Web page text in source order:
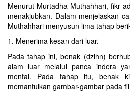
Menurut Murtadha Muthahhari, fikr
menakjubkan. Dalam menjelaskan
Muthahhari menyusun lima tahap
1. Menerima kesan dari luar.
Pada tahap ini, benak (dzihn)
alam luar melalui panca indera
mental. Pada tahap itu, benak
memantulkan gambar-gambar pada